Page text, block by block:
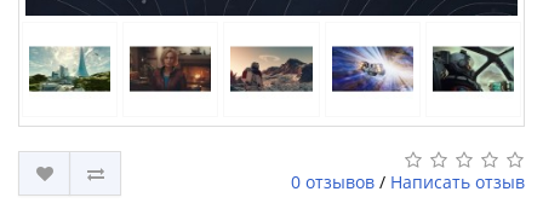
0 отзывов / Написать отзыв